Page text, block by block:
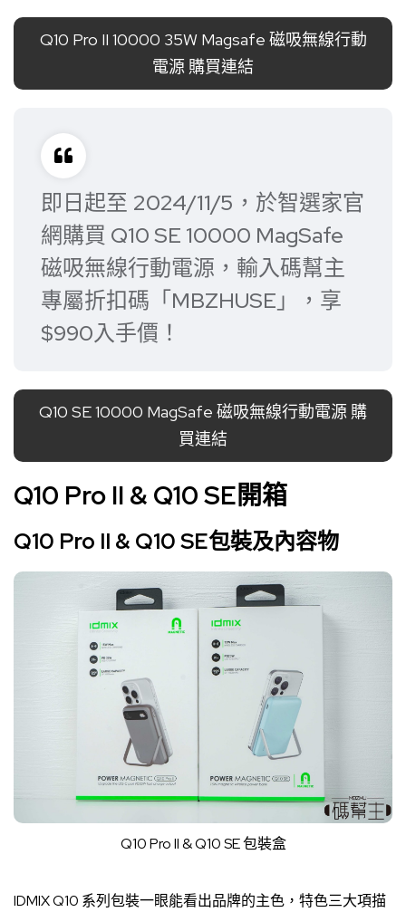
Q10 Pro II 10000 35W Magsafe 磁吸無線行動
電源 購買連結
即日起至 2024/11/5，於智選家官
網購買 Q10 SE 10000 MagSafe
磁吸無線行動電源，輸入碼幫主
專屬折扣碼「MBZHUSE」，享
$990入手價！
Q10 SE 10000 MagSafe 磁吸無線行動電源 購
買連結
Q10 Pro II & Q10 SE開箱
Q10 Pro II & Q10 SE包裝及內容物
Q10 Pro II & Q10 SE 包裝盒
IDMIX Q10 系列包裝一眼能看出品牌的主色，特色三大項描